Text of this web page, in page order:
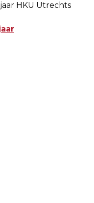
HKU Utrechts